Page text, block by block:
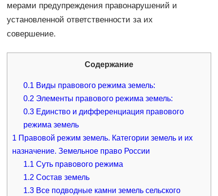
мерами предупреждения правонарушений и
установленной ответственности за их
совершение.
Содержание
0.1 Виды правового режима земель:
0.2 Элементы правового режима земель:
0.3 Единство и дифференциация правового
режима земель
1 Правовой режим земель. Категории земель и их
назначение. Земельное право России
1.1 Суть правового режима
1.2 Состав земель
1.3 Все подводные камни земель сельского